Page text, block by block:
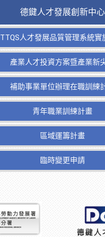
德鍵人才發展創新中心
TTQS人才發展品質管理系統實
產業人才投資方案暨產業新
補助事業單位辦理在職訓練
青年職業訓練計畫
區域運籌計畫
臨時變更申請